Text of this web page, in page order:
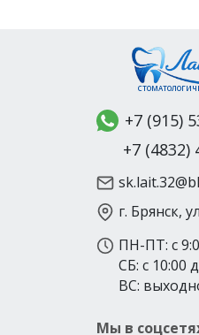
+7 (915)
+7 (4832)
г. Брянск,
ПН-ПТ: с
СБ: с 10:00
ВС:
Мы в